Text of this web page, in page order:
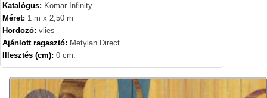
Katalógus: Komar Infinity
Méret: 1 m x 2,50 m
Hordozó: vlies
Ajánlott ragasztó: Metylan Direct
Illesztés (cm): 0 cm.